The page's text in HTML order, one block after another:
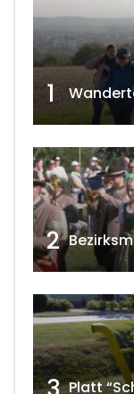
1
2
Platt